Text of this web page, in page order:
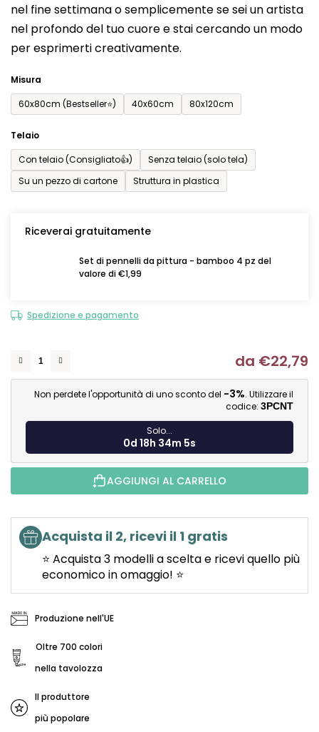
nel fine settimana o semplicemente se sei un artista
nel profondo del tuo cuore e stai cercando un modo
per esprimerti creativamente.
Misura
60x80cm (Bestseller⭐)
40x60cm 80x120cm
Telaio
Con telaio (Consigliato👍)
Senza telaio (solo tela)
Su un pezzo di cartone
Struttura in plastica
Riceverai gratuitamente
Set di pennelli da pittura - bamboo 4 pz del
valore di €1,99
Spedizione e pagamento
da €22,79
Non perdete l'opportunità di uno sconto del -3%. Utilizzare il
codice: 3PCNT
Solo...
0d 18h 34m 4s
AGGIUNGI AL CARRELLO
Acquista il 2, ricevi il 1 gratis
⭐ Acquista 3 modelli a scelta e ricevi quello più
economico in omaggio! ⭐
Produzione nell'UE
Oltre 700 colori
nella tavolozza
Il produttore
più popolare